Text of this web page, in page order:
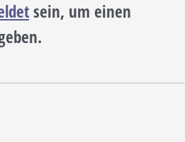
sein, um einen